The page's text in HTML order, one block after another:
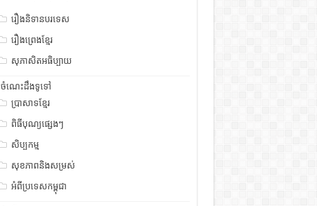
រឿងនិទានបរទេស
រឿងព្រេងខ្មែរ
សុភាសិតអធិប្បាយ
ចំណេះដឹងទូទៅ
ប្រាសាទខ្មែរ
ពិធីបុណ្យផ្សេងៗ
សិប្បកម្ម
សុខភាពនិងសម្រស់
អំពីប្រទេសកម្ពុជា